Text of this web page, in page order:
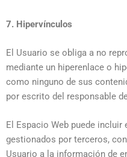
7. Hipervínculos
El Usuario se obliga a no
mediante un hiperenlace o
como ninguno de sus
por escrito del responsable
El Espacio Web puede
gestionados por terceros,
Usuario a la información de